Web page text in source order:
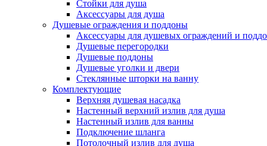
Стойки для душа
Аксессуары для душа
Душевые ограждения и поддоны
Аксессуары для душевых ограждений и
Душевые перегородки
Душевые поддоны
Душевые уголки и двери
Стеклянные шторки на ванну
Комплектующие
Верхняя душевая насадка
Настенный верхний излив для душа
Настенный излив для ванны
Подключение шланга
Потолочный излив для душа